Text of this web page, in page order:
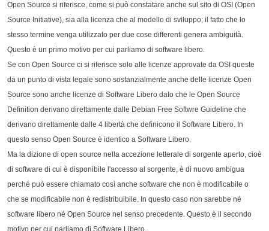
Open Source si riferisce, come si può constatare anche sul sito di OSI (Open
Source Initiative), sia alla licenza che al modello di sviluppo; il fatto che lo
stesso termine venga utilizzato per due cose differenti genera ambiguità.
Questo è un primo motivo per cui parliamo di software libero.
Se con Open Source ci si riferisce solo alle licenze approvate da OSI queste
da un punto di vista legale sono sostanzialmente anche delle licenze Open
Source sono anche licenze di Software Libero dato che le Open Source
Definition derivano direttamente dalle Debian Free Softwre Guideline che
derivano direttamente dalle 4 libertà che definicono il Software Libero. In
questo senso Open Source è identico a Software Libero.
Ma la dizione di open source nella accezione letterale di sorgente aperto, cioè
di software di cui è disponibile l'accesso al sorgente, è di nuovo ambigua
perché può essere chiamato così anche software che non è modificabile o
che se modificabile non è redistribuibile. In questo caso non sarebbe né
software libero né Open Source nel senso precedente. Questo è il secondo